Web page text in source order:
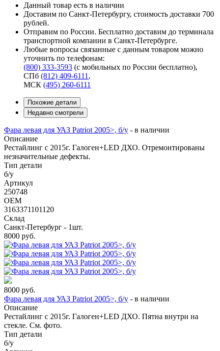
Данный товар есть в наличии
Доставим по Санкт-Петербургу, стоимость доставки 700
рублей.
Отправим по России. Бесплатно доставим до терминала
транспортной компании в Санкт-Петербурге.
Любые вопросы связанные с данным товаром можно
уточнить по телефонам:
(800) 333-3593 (с мобильных по России бесплатно),
СПб (812) 409-6111 ,
МСК (495) 260-6111
Похожие детали
Недавно смотрели
Фара левая для УАЗ Patriot 2005>, б/у - в наличии
Описание
Рестайлинг с 2015г. Галоген+LED ДХО. Отремонтированы
незначительные дефекты.
Тип детали
б/у
Артикул
250748
OEM
3163371101120
Склад
Санкт-Петербург - 1шт.
8000 руб.
8000 руб.
Фара левая для УАЗ Patriot 2005>, б/у - в наличии
Описание
Рестайлинг с 2015г. Галоген+LED ДХО. Пятна внутри на
стекле. См. фото.
Тип детали
б/у